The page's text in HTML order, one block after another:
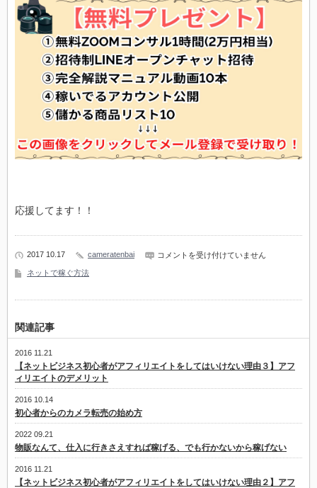
応援してます！！
2017 10.17 cameratenbai
情
法
コメントを受け付けていません
ネットで稼ぐ方法
関連記事
2016 11.21
【ネットビジネス初心者がアフィリエイトをしてはいけない理由３】アフ
ィリエイトのデメリット
2016 10.14
初心者からのカメラ転売の始め方
2022 09.21
物販なんて、仕入に行きさえすれば稼げる、でも行かないから稼げない
2016 11.21
【ネットビジネス初心者がアフィリエイトをしてはいけない理由２】アフ